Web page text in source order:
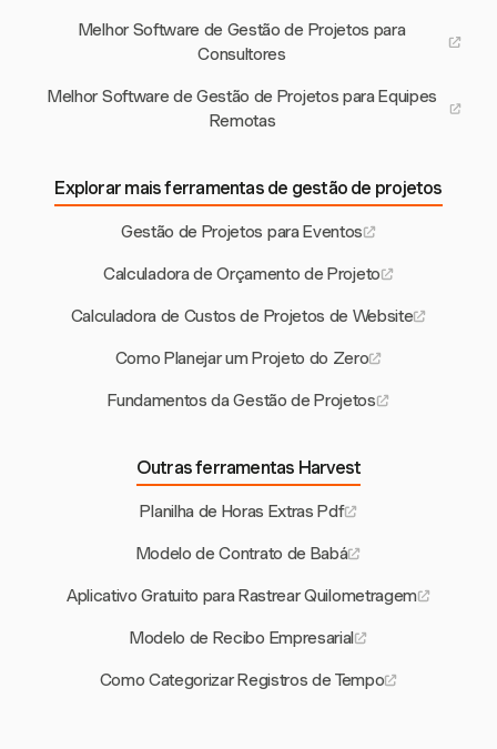
Melhor Software de Gestão de Projetos para
Consultores
Melhor Software de Gestão de Projetos para Equipes
Remotas
Explorar mais ferramentas de gestão de projetos
Gestão de Projetos para Eventos
Calculadora de Orçamento de Projeto
Calculadora de Custos de Projetos de Website
Como Planejar um Projeto do Zero
Fundamentos da Gestão de Projetos
Outras ferramentas Harvest
Planilha de Horas Extras Pdf
Modelo de Contrato de Babá
Aplicativo Gratuito para Rastrear Quilometragem
Modelo de Recibo Empresarial
Como Categorizar Registros de Tempo